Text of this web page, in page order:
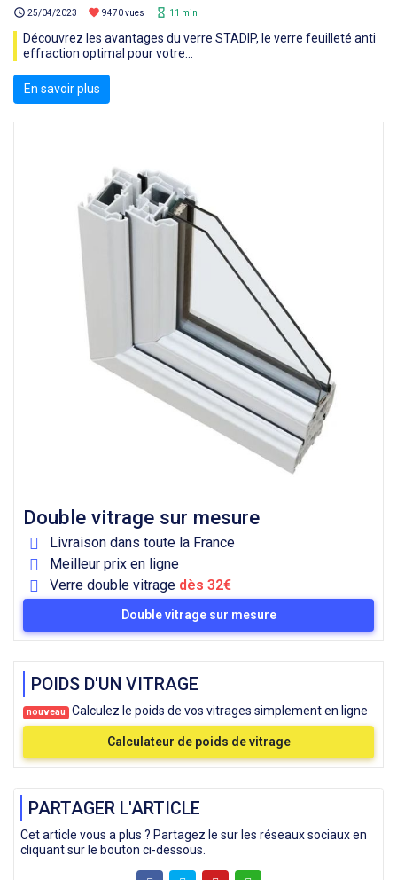
schedule 25/04/2023 favorite 9470 vues hourglass_empty 11 min
Découvrez les avantages du verre STADIP, le verre feuilleté anti
effraction optimal pour votre...
En savoir plus
Double vitrage sur mesure
Livraison dans toute la France
Meilleur prix en ligne
Verre double vitrage dès 32€
Double vitrage sur mesure
POIDS D'UN VITRAGE
nouveau Calculez le poids de vos vitrages simplement en ligne
Calculateur de poids de vitrage
PARTAGER L'ARTICLE
Cet article vous a plus ? Partagez le sur les réseaux sociaux en
cliquant sur le bouton ci-dessous.